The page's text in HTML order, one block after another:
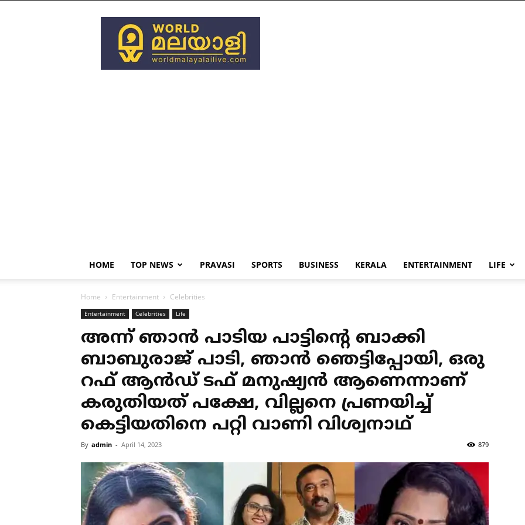
World
Malayali
Live
HOME TOP NEWS PRAVASI SPORTS BUSINESS KERALA ENTERTAINMENT LIFE
Home Entertainment Celebrities
Entertainment Celebrities Life
അന്ന് ഞാൻ പാടിയ പാട്ടിന്റെ ബാക്കി
ബാബുരാജ് പാടി, ഞാൻ ഞെട്ടിപ്പോയി, ഒരു
റഫ് ആൻഡ് ടഫ് മനുഷ്യൻ ആണെന്നാണ്
കരുതിയത് പക്ഷേ, വില്ലനെ പ്രണയിച്ച്
കെട്ടിയതിനെ പറ്റി വാണി വിശ്വനാഥ്
By admin - April 14, 2023 879